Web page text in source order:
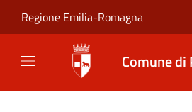
Regione Emilia-Romagna
Comune di